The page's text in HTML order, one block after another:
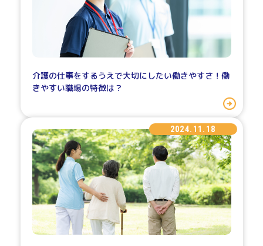
介護の仕事をするうえで大切にしたい働きやすさ！働
きやすい職場の特徴は？
2024.11.18